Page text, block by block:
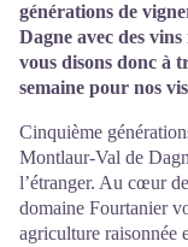
générations de
Dagne avec des
vous disons donc à
semaine pour nos
Cinquième
Montlaur-Val de
l’étranger. Au cœur
domaine Fourtanier
agriculture raisonnée